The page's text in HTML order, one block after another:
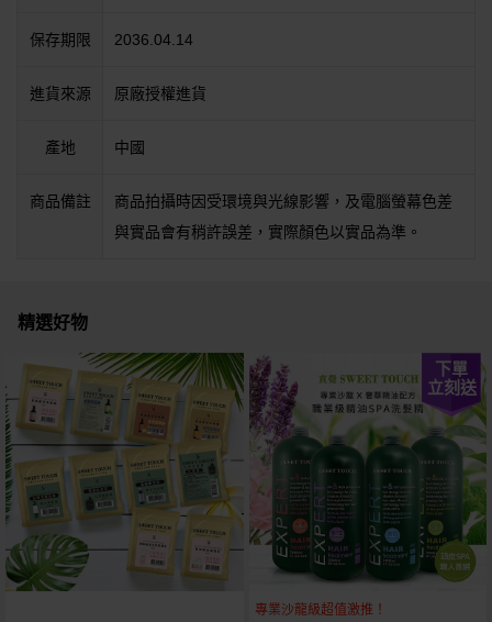
保存期限 2036.04.14
進貨來源 原廠授權進貨
產地 中國
商品備註
商品拍攝時因受環境與光線影響，及電腦螢幕色差
與實品會有稍許誤差，實際顏色以實品為準。
精選好物
下單
立刻送
專業沙龍級超值激推！